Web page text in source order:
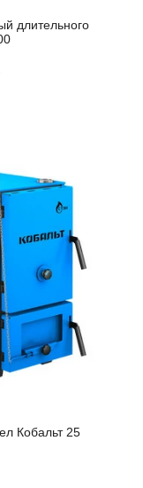
длительного
Кобальт 25